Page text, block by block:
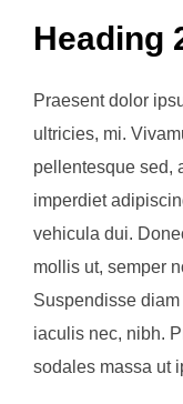
Heading
Praesent dolor
ultricies, mi.
pellentesque sed,
imperdiet
vehicula dui.
mollis ut, semper
Suspendisse
iaculis nec, nibh.
sodales massa ut